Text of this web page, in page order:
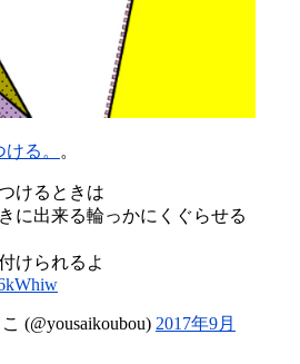
る。 。
けるときは
に出来る輪っかにくぐらせる
けられるよ
(@yousaikoubou) 2017年9月